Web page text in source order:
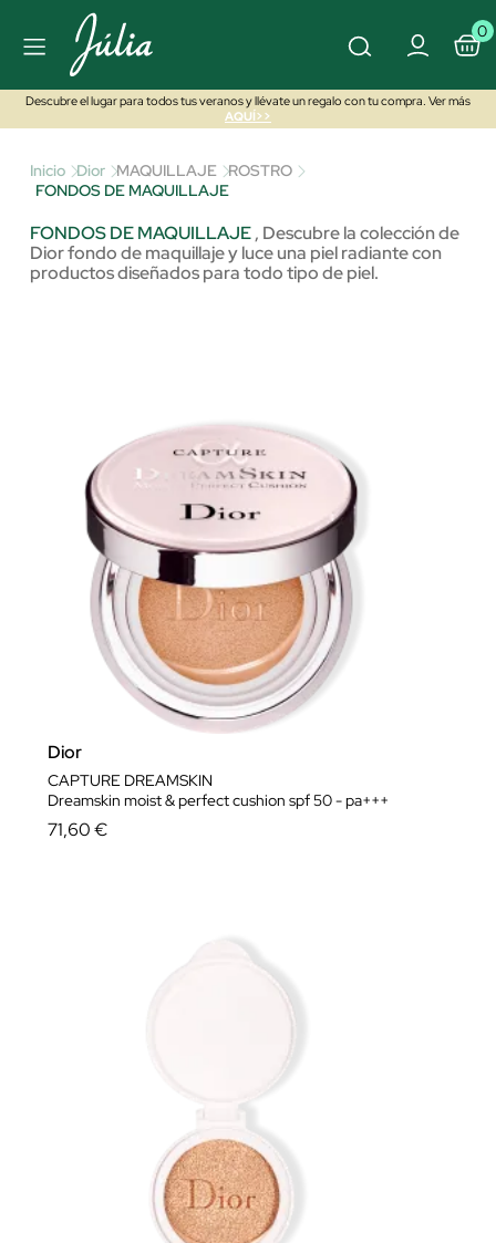
0
Descubre el lugar para todos tus veranos y llévate un regalo con tu compra. Ver más
AQUÍ>>
Inicio Dior MAQUILLAJE ROSTRO
FONDOS DE MAQUILLAJE
FONDOS DE MAQUILLAJE, Descubre la colección de
Dior fondo de maquillaje y luce una piel radiante con
productos diseñados para todo tipo de piel.
Dior
CAPTURE DREAMSKIN
Dreamskin moist & perfect cushion spf 50 - pa+++
71,60 €